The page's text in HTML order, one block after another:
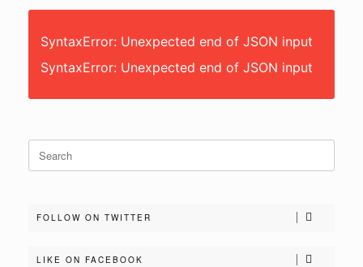
SyntaxError: Unexpected end of JSON input
SyntaxError: Unexpected end of JSON input
for:
FOLLOW ON TWITTER
LIKE ON FACEBOOK